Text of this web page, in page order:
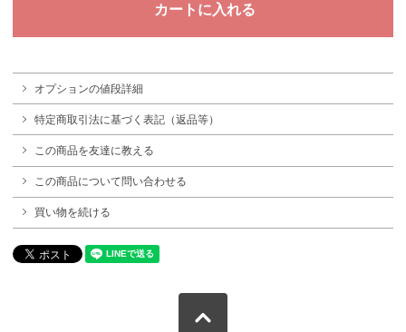
オプションの値段詳細
特定商取引法に基づく表記（返品等）
この商品を友達に教える
この商品について問い合わせる
買い物を続ける